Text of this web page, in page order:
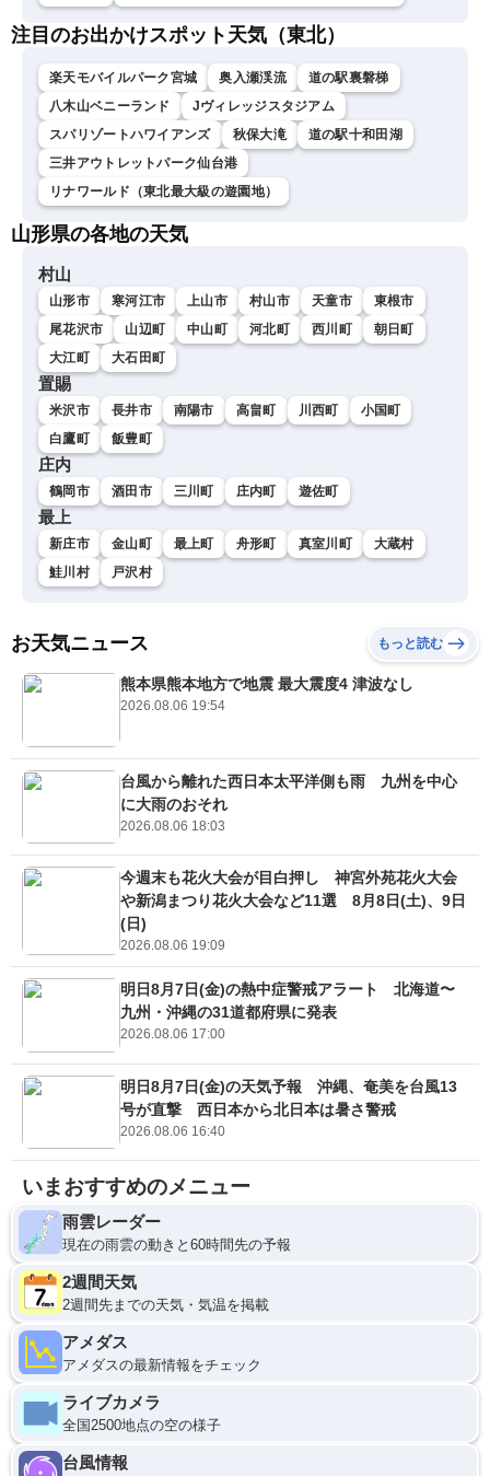
注目のお出かけスポット天気（東北）
楽天モバイルパーク宮城 奥入瀬渓流
道の駅裏磐梯
八木山ベニーランド
Jヴィレッジスタジアム
スパリゾートハワイアンズ
秋保大滝
道の駅十和田湖
三井アウトレットパーク仙台港
リナワールド（東北最大級の遊園地）
山形県の各地の天気
村山
山形市 寒河江市 上山市 村山市 天童市
東根市
尾花沢市
山辺町 中山町 河北町 西川町
朝日町
大江町
大石田町
置賜
米沢市 長井市 南陽市 高畠町 川西町
小国町
白鷹町
飯豊町
庄内
鶴岡市 酒田市 三川町 庄内町 遊佐町
最上
新庄市 金山町 最上町 舟形町 真室川町
大蔵村
鮭川村
戸沢村
お天気ニュース もっと読む
熊本県熊本地方で地震 最大震度4 津波なし
2026.08.06 19:54
台風から離れた西日本太平洋側も雨 九州を中心
に大雨のおそれ
2026.08.06 18:03
今週末も花火大会が目白押し 神宮外苑花火大会
や新潟まつり花火大会など11選 8月8日(土)、9日
(日)
2026.08.06 19:09
明日8月7日(金)の熱中症警戒アラート 北海道〜
九州・沖縄の31道都府県に発表
2026.08.06 17:00
明日8月7日(金)の天気予報 沖縄、奄美を台風13
号が直撃 西日本から北日本は暑さ警戒
2026.08.06 16:40
いまおすすめのメニュー
雨雲レーダー
現在の雨雲の動きと60時間先の予報
2週間天気
2週間先までの天気・気温を掲載
アメダス
アメダスの最新情報をチェック
ライブカメラ
全国2500地点の空の様子
台風情報